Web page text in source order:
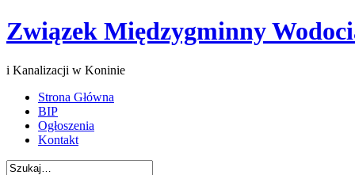
Związek Międzygminny
i Kanalizacji w Koninie
Strona Główna
BIP
Ogłoszenia
Kontakt